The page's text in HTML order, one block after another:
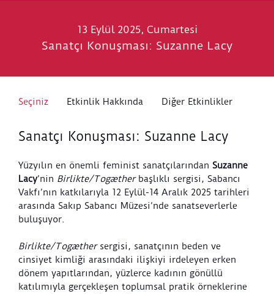
13 Eylül 2025, Cumartesi
Sanatçı Konuşması: Suzanne Lacy
Seçiniz Etkinlik Hakkında Diğer Etkinlikler
Sanatçı Konuşması: Suzanne Lacy
Yüzyılın en önemli feminist sanatçılarından Suzanne
Lacy’nin Birlikte/Togæther başlıklı sergisi, Sabancı
Vakfı’nın katkılarıyla 12 Eylül-14 Aralık 2025 tarihleri
arasında Sakıp Sabancı Müzesi’nde sanatseverlerle
buluşuyor.
Birlikte/Togæthersergisi, sanatçının beden ve
cinsiyet kimliği arasındaki ilişkiyi irdeleyen erken
dönem yapıtlarından, yüzlerce kadının gönüllü
katılımıyla gerçekleşen toplumsal pratik örneklerine